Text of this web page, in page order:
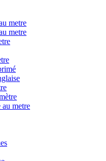
metre
metre
metre